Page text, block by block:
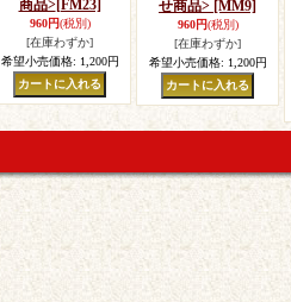
商品>[FM23]
960円(税別)
[在庫わずか]
希望小売価格: 1,200円
せ商品> [MM9]
960円(税別)
[在庫わずか]
希望小売価格: 1,200円